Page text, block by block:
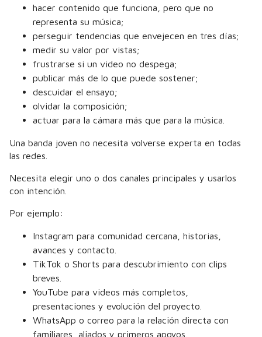
hacer contenido que funciona, pero que no
representa su música;
perseguir tendencias que envejecen en tres días;
medir su valor por vistas;
frustrarse si un video no despega;
publicar más de lo que puede sostener;
descuidar el ensayo;
olvidar la composición;
actuar para la cámara más que para la música.
Una banda joven no necesita volverse experta en todas
las redes.
Necesita elegir uno o dos canales principales y usarlos
con intención.
Por ejemplo:
Instagram para comunidad cercana, historias,
avances y contacto.
TikTok o Shorts para descubrimiento con clips
breves.
YouTube para videos más completos,
presentaciones y evolución del proyecto.
WhatsApp o correo para la relación directa con
familiares, aliados y primeros apoyos.